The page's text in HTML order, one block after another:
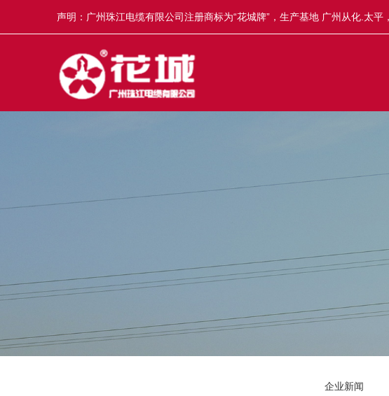
声明：广州珠江电缆有限公司注册商标为“花城牌”，生产基地 广州从化.太平
冒，举报奖5-50万元，举报电话13922335835。
企业新闻